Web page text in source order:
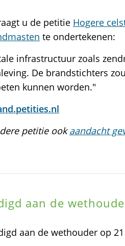
u de petitie Hogere
te ondertekenen:
infrastructuur zoals
De brandstichters
kunnen worden."
petitie ookaandacht
aan de
aan de wethouder op